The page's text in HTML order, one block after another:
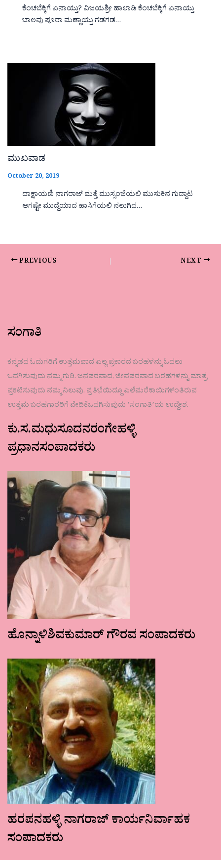
ಕೆಂಚಬೆಕ್ಕಿಗೆ ಏನಾಯ್ತು? ವಿಜಯಶ್ರೀ ಹಾಲಾಡಿ ಕೆಂಚಬೆಕ್ಕಿಗೆ ಏನಾಯ್ತು
ಬಾಲವು ಪೂರಾ ಮಣ್ಣಾಯ್ತು ಗಡಗಡ…
ಮುಖವಾಡ
October 20, 2019
ದಾಕ್ಷಾಯಣಿ ನಾಗರಾಜ್ ಮತ್ತೆ ಮುಸ್ಸಂಜೆಯಲಿ ಮುಸುಕಿನ ಗುದ್ದಾಟ
ಆಗಷ್ಟೇ ಮುದ್ದೆಯಾದ ಹಾಸಿಗೆಯಲಿ ನಲುಗಿದ…
PREVIOUS NEXT
ಸಂಗಾತಿ
ಕನ್ನಡದ ಓದುಗರಿಗೆ ಉತ್ತಮವಾದ ಎಲ್ಲ ಪ್ರಕಾರದ ಬರಹಳನ್ನು ಓದಲು
ಒದಗಿಸುವುದು ನಮ್ಮ ಗುರಿ. ಜನಪರವಾದ, ಜೀವಪರವಾದ ಬರಹಗಳನ್ನು ಮಾತ್ರ
ಪ್ರಕಟಿಸುವುದು ನಮ್ಮ ನಿಲುವು. ಪ್ರತಿಭೆಯಿದ್ದೂ ಎಲೆಮರೆಕಾಯಿಗಳಂತಿರುವ
ಉತ್ತಮ ಬರಹಗಾರರಿಗೆ ವೇದಿಕೆಒದಗಿಸುವುದು ʼಸಂಗಾತಿʼಯ ಉದ್ದೇಶ.
ಕು.ಸ.ಮಧುಸೂದನರಂಗೇಹಳ್ಳಿ
ಪ್ರಧಾನಸಂಪಾದಕರು
ಹೊನ್ನಾಳಿಶಿವಕುಮಾರ್ ಗೌರವ ಸಂಪಾದಕರು
ಹರಪನಹಳ್ಳಿ ನಾಗರಾಜ್ ಕಾರ್ಯನಿರ್ವಾಹಕ
ಸಂಪಾದಕರು